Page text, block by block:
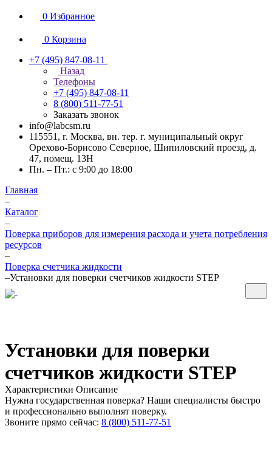
0 Избранное
0 Корзина
+7 (495) 847-08-11
Назад
Телефоны
+7 (495) 847-08-11
8 (800) 511-77-51
Заказать звонок
info@labcsm.ru
115551, г. Москва, вн. тер. г. муниципальный округ
Орехово-Борисово Северное, Шипиловский проезд, д.
47, помещ. 13Н
Пн. – Пт.: с 9:00 до 18:00
Главная
–
Каталог
–
Поверка приборов для измерения расхода и учета потребления
ресурсов
–
Поверка счетчика жидкости
–Установки для поверки счетчиков жидкости STEP
Установки для поверки
счетчиков жидкости STEP
Характеристики Описание
Нужна государственная поверка? Наши специалисты быстро
и профессионально выполнят поверку.
Звоните прямо сейчас: 8 (800) 511-77-51